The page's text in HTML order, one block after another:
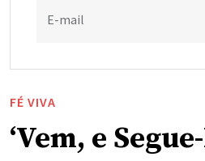
E-mail
FÉ VIVA
‘Vem, e